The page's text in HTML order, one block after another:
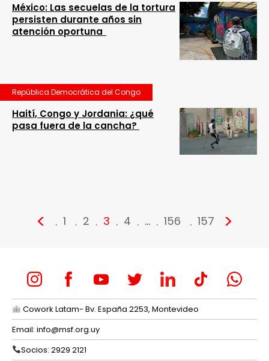
México: Las secuelas de la tortura
persisten durante años sin
atención oportuna
República Democrática del Congo
Haití, Congo y Jordania: ¿qué
pasa fuera de la cancha?
< 1 2 3 4 … 156 157 >
Cowork Latam- Bv. España 2253, Montevideo
Email: info@msf.org.uy
Socios: 2929 2121